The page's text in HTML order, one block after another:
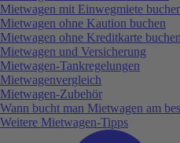
Mietwagen mit Einwegmiete
Mietwagen ohne Kaution buchen
Mietwagen ohne Kreditkarte buchen
Mietwagen und Versicherung
Mietwagen-Tankregelungen
Mietwagenvergleich
Mietwagen-Zubehör
Wann bucht man Mietwagen am
Weitere Mietwagen-Tipps